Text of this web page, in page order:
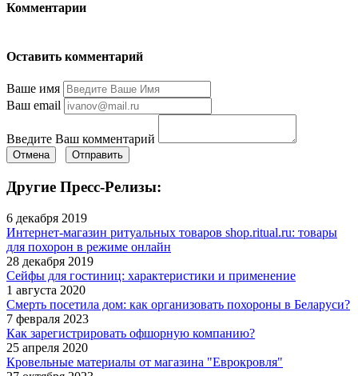
Комментарии
Оставить комментарий
Ваше имя
Ваш email
Введите Ваш комментарий
Отмена Отправить
Другие Пресс-Релизы:
6 декабря 2019
Интернет-магазин ритуальных товаров shop.ritual.ru: товары
для похорон в режиме онлайн
28 декабря 2019
Сейфы для гостиниц: характеристики и применение
1 августа 2020
Смерть посетила дом: как организовать похороны в Беларуси?
7 февраля 2023
Как зарегистрировать офшорную компанию?
25 апреля 2020
Кровельные материалы от магазина "Еврокровля"